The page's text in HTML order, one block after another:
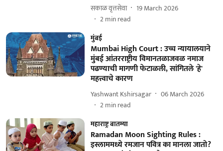
सकाळ वृत्तसेवा
19 March 2026
2min read
मुंबई
Mumbai High Court : उच्च न्यायालयाने
मुंबई आंतरराष्ट्रीय विमानतळाजवळ नमाज
पढण्याची मागणी फेटाळली, सांगितले 'हे'
महत्त्वाचे कारण
Yashwant Kshirsagar
06 March 2026
2min read
महाराष्ट्र बातम्या
Ramadan Moon Sighting Rules :
इस्लाममध्ये रमजान पवित्र का मानला जातो?